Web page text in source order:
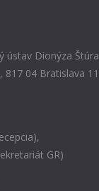
ústav Dionýza Štúra
817 04 Bratislava 11
GR)